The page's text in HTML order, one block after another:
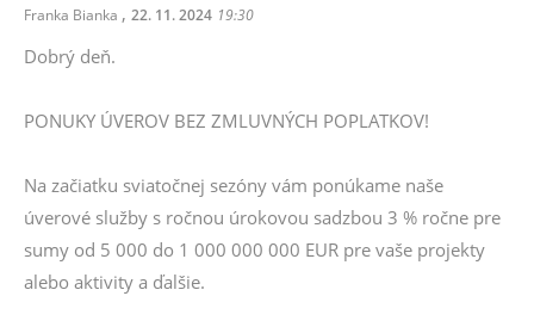
Franka Bianka , 22. 11. 2024 19:30
Dobrý deň.
PONUKY ÚVEROV BEZ ZMLUVNÝCH POPLATKOV!
Na začiatku sviatočnej sezóny vám ponúkame naše
úverové služby s ročnou úrokovou sadzbou 3 % ročne pre
sumy od 5 000 do 1 000 000 000 EUR pre vaše projekty
alebo aktivity a ďalšie.